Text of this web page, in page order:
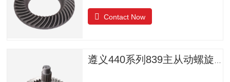
Contact Now